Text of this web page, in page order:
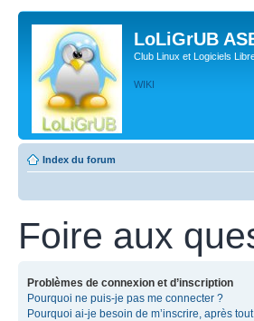
LoLiGrUB
Club Linux et Logiciels
WIKI
Index du forum
Foire aux
Problèmes de connexion et d’inscription
Pourquoi ne puis-je pas me connecter ?
Pourquoi ai-je besoin de m’inscrire, après